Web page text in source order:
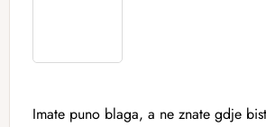
Imate puno blaga, a ne znate gdje